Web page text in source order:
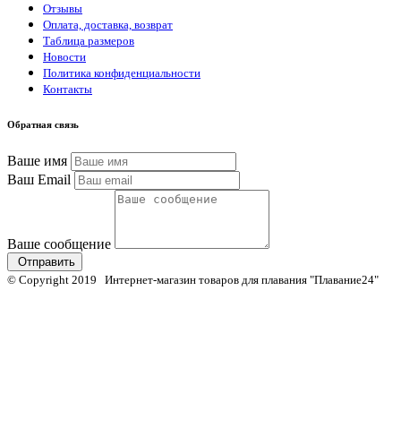
Отзывы
Оплата, доставка, возврат
Таблица размеров
Новости
Политика конфиденциальности
Контакты
Обратная связь
Ваше имя
Ваш Email
Ваше сообщение
Отправить
© Copyright 2019 Интернет-магазин товаров для плавания "Плавание24"